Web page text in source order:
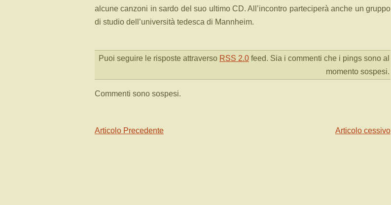
alcune canzoni in sardo del suo ultimo CD. All’incontro parteciperà anche un gruppo
di studio dell’università tedesca di Mannheim.
Puoi seguire le risposte attraverso RSS 2.0 feed. Sia i commenti che i pings sono al
momento sospesi.
Commenti sono sospesi.
Articolo Precedente Articolo cessivo